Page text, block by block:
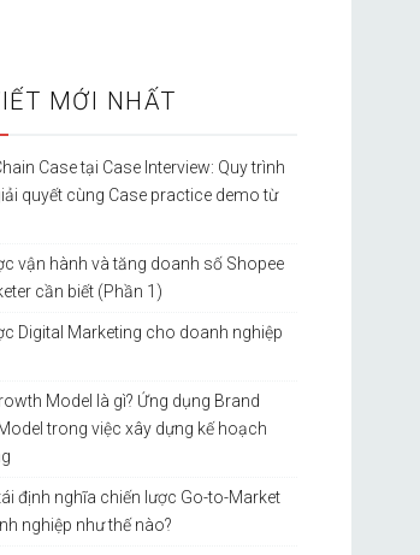
MỚI NHẤT
Case tại Case Interview: Quy trình
quyết cùng Case practice demo từ
vận hành và tăng doanh số Shopee
cần biết (Phần 1)
Digital Marketing cho doanh nghiệp
Model là gì? Ứng dụng Brand
trong việc xây dựng kế hoạch
định nghĩa chiến lược Go-to-Market
nghiệp như thế nào?